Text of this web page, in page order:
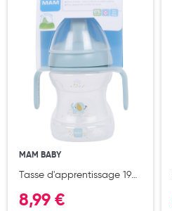
Cannes
Chaussures
Prothèses mammaires externes
Médication familiale
Orthopédie
Les marques
Les promotions
MAM BABY
Tasse d'apprentissage 190
avec anse
8,99 €